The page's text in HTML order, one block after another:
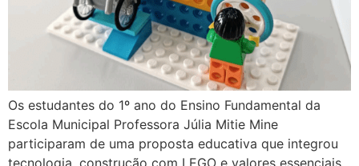
Os estudantes do 1º ano do Ensino Fundamental da
Escola Municipal Professora Júlia Mitie Mine
participaram de uma proposta educativa que integrou
tecnologia, construção com LEGO e valores essenciais